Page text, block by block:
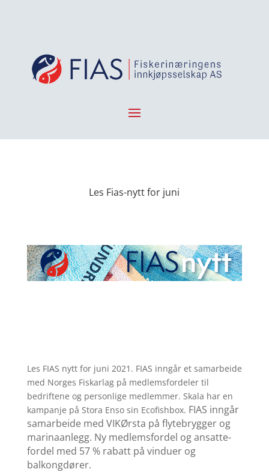
Les Fias-nytt for juni
Les FIAS nytt for juni 2021. FIAS inngår et samarbeide
med Norges Fiskarlag på medlemsfordeler til
bedriftene og personlige medlemmer. Skala har en
kampanje på Stora Enso sin Ecofishbox. FIAS inngår
samarbeide med VIKØrsta på flytebrygger og
marinaanlegg. Ny medlemsfordel og ansatte-
fordel med 57 % rabatt på vinduer og
balkongdører.